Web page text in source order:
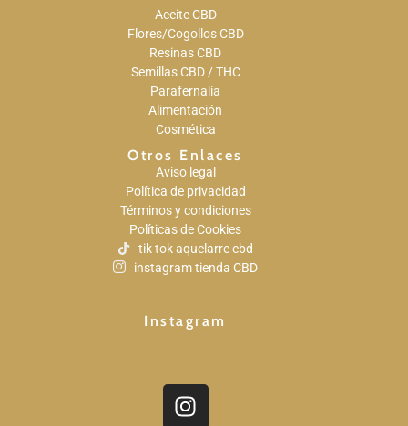
Aceite CBD
Flores/Cogollos CBD
Resinas CBD
Semillas CBD / THC
Parafernalia
Alimentación
Cosmética
Otros Enlaces
Aviso legal
Política de privacidad
Términos y condiciones
Políticas de Cookies
tik tok aquelarre cbd
instagram tienda CBD
Instagram